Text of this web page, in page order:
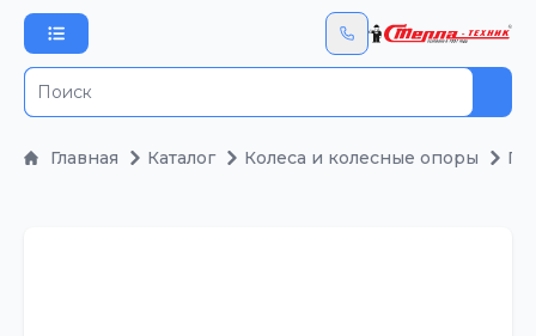
Главная Каталог Колеса и колесные опоры По